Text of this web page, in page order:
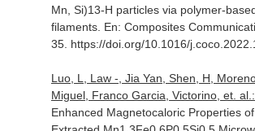
Mn, Si)13-H particles via polymer-
filaments. En: Composites
35. https://doi.org/10.1016/
Luo, L, Law -, Jia Yan, Shen, H,
Miguel, Franco Garcia, Victorino, et. al.:
Enhanced Magnetocaloric Properties